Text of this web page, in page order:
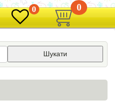
0 0
Шукати